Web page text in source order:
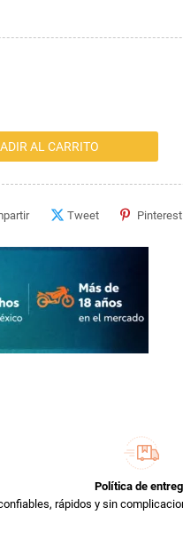
AL CARRITO
Tweet Pinterest
Política de
rápidos y sin